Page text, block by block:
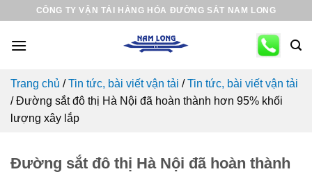
content
CÔNG TY VẬN TẢI HÀNG HÓA ĐƯỜNG SẮT NAM LONG
Trang chủ /Tin tức, bài viết vận tải /Tin tức, bài viết vận tải
/Đường sắt đô thị Hà Nội đã hoàn thành hơn 95% khối
lượng xây lắp
Đường sắt đô thị Hà Nội đã hoàn thành